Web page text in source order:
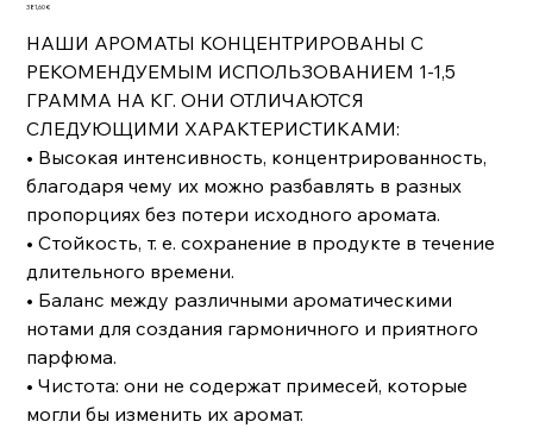
Цена
381,60 €
НАШИ АРОМАТЫ КОНЦЕНТРИРОВАНЫ С
РЕКОМЕНДУЕМЫМ ИСПОЛЬЗОВАНИЕМ 1-1,5
ГРАММА НА КГ. ОНИ ОТЛИЧАЮТСЯ
СЛЕДУЮЩИМИ ХАРАКТЕРИСТИКАМИ:
• Высокая интенсивность, концентрированность,
благодаря чему их можно разбавлять в разных
пропорциях без потери исходного аромата.
• Стойкость, т. е. сохранение в продукте в течение
длительного времени.
• Баланс между различными ароматическими
нотами для создания гармоничного и приятного
парфюма.
• Чистота: они не содержат примесей, которые
могли бы изменить их аромат.